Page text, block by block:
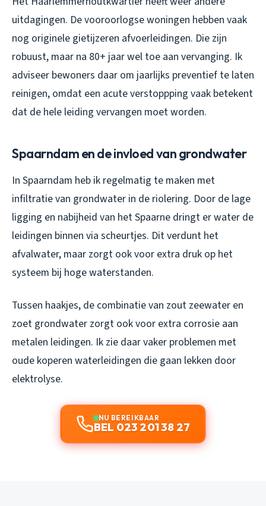
uitdagingen. De vooroorlogse woningen hebben vaak
nog originele gietijzeren afvoerleidingen. Die zijn
robuust, maar na 80+ jaar wel toe aan vervanging. Ik
adviseer bewoners daar om jaarlijks preventief te laten
reinigen, omdat een acute verstoppping vaak betekent
dat de hele leiding vervangen moet worden.
Spaarndam en de invloed van grondwater
In Spaarndam heb ik regelmatig te maken met
infiltratie van grondwater in de riolering. Door de lage
ligging en nabijheid van het Spaarne dringt er water de
leidingen binnen via scheurtjes. Dit verdunt het
afvalwater, maar zorgt ook voor extra druk op het
systeem bij hoge waterstanden.
Tussen haakjes, de combinatie van zout zeewater en
zoet grondwater zorgt ook voor extra corrosie aan
metalen leidingen. Ik zie daar vaker problemen met
oude koperen waterleidingen die gaan lekken door
elektrolyse.
NU BEREIKBAAR
BEL 023 201 38 27